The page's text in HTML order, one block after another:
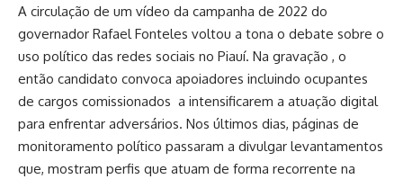
A circulação de um vídeo da campanha de 2022 do
governador Rafael Fonteles voltou a tona o debate sobre o
uso político das redes sociais no Piauí. Na gravação , o
então candidato convoca apoiadores incluindo ocupantes
de cargos comissionados a intensificarem a atuação digital
para enfrentar adversários. Nos últimos dias, páginas de
monitoramento político passaram a divulgar levantamentos
que, mostram perfis que atuam de forma recorrente na